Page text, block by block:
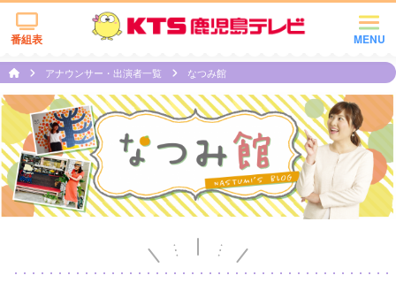
MENU
番組表
アナウンサー・出演者一覧 なつみ館